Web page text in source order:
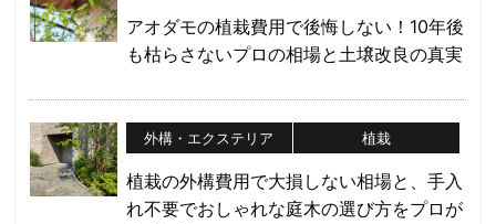
アオダモの植栽費用で後悔しない！10年後
も枯らさないプロの相場と土壌改良の真実
外構・エクステリア 植栽
植栽の外構費用で大損しない相場と、手入
れ不要でおしゃれな庭木の選び方をプロが